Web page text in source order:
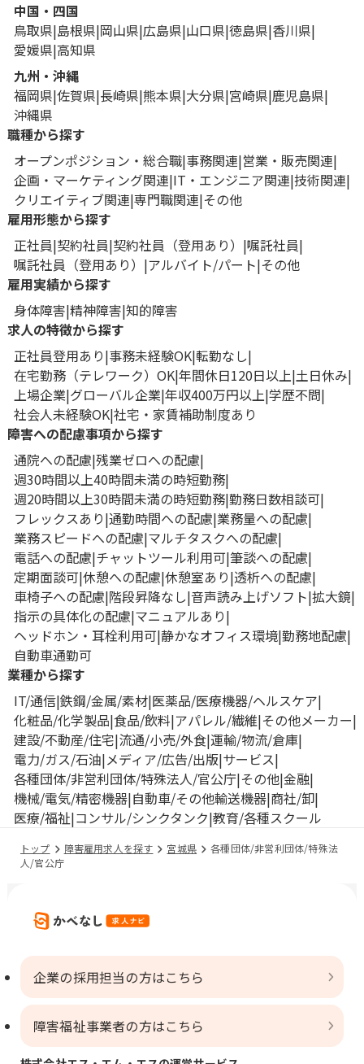
中国・四国
鳥取県 島根県 岡山県 広島県 山口県 徳島県 香川県
愛媛県 高知県
九州・沖縄
福岡県 佐賀県 長崎県 熊本県 大分県 宮崎県 鹿児島県
沖縄県
職種から探す
オープンポジション・総合職 事務関連 営業・販売関連
企画・マーケティング関連 IT・エンジニア関連 技術関連
クリエイティブ関連 専門職関連 その他
雇用形態から探す
正社員 契約社員 契約社員（登用あり）
嘱託社員
嘱託社員（登用あり）
アルバイト/パート その他
雇用実績から探す
身体障害 精神障害 知的障害
求人の特徴から探す
正社員登用あり 事務未経験OK 転勤なし
在宅勤務（テレワーク）OK 年間休日120日以上 土日休み
上場企業 グローバル企業 年収400万円以上 学歴不問
社会人未経験OK 社宅・家賃補助制度あり
障害への配慮事項から探す
通院への配慮 残業ゼロへの配慮
週30時間以上40時間未満の時短勤務
週20時間以上30時間未満の時短勤務 勤務日数相談可
フレックスあり 通勤時間への配慮 業務量への配慮
業務スピードへの配慮 マルチタスクへの配慮
電話への配慮 チャットツール利用可 筆談への配慮
定期面談可 休憩への配慮 休憩室あり 透析への配慮
車椅子への配慮 階段昇降なし 音声読み上げソフト 拡大鏡
指示の具体化の配慮 マニュアルあり
ヘッドホン・耳栓利用可 静かなオフィス環境 勤務地配慮
自動車通勤可
業種から探す
IT/通信 鉄鋼/金属/素材 医薬品/医療機器/ヘルスケア
化粧品/化学製品 食品/飲料 アパレル/繊維 その他メーカー
建設/不動産/住宅 流通/小売/外食 運輸/物流/倉庫
電力/ガス/石油 メディア/広告/出版 サービス
各種団体/非営利団体/特殊法人/官公庁 その他 金融
機械/電気/精密機器 自動車/その他輸送機器 商社/卸
医療/福祉 コンサル/シンクタンク 教育/各種スクール
トップ 障害雇用求人を探す 宮城県
各種団体/非営利団体/特殊法
人/官公庁
企業の採用担当の方はこちら
障害福祉事業者の方はこちら